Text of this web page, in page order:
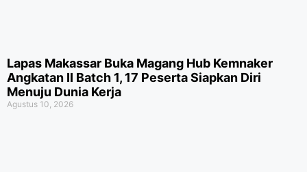
Lapas Makassar Buka Magang Hub Kemnaker
Angkatan II Batch 1, 17 Peserta Siapkan Diri
Menuju Dunia Kerja
Agustus 10, 2026